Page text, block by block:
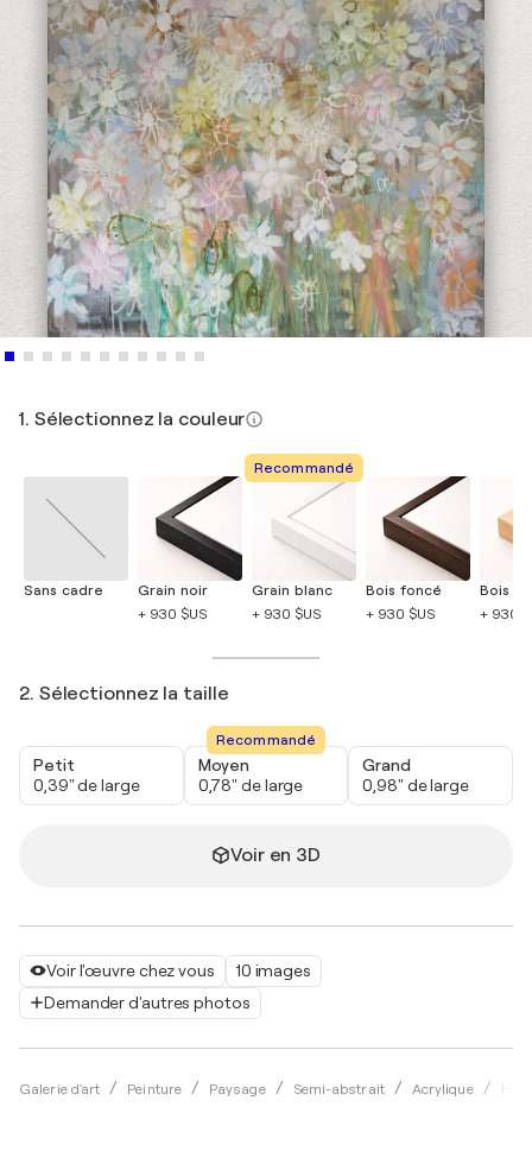
Voir l'œuvre chez vous
10 images
Demander d'autres photos
Galerie d'art Peinture Paysage Semi-abstrait Acrylique
1. Sélectionnez la couleur
Sans cadre
Grain noir
+ 930 $US
Recommandé
Grain blanc
+ 930 $US
Bois foncé
+ 930 $US
Bois
+ 930
2. Sélectionnez la taille
Petit
0,39" de large
Recommandé
Moyen
0,78" de large
Grand
0,98" de large
Voir en 3D